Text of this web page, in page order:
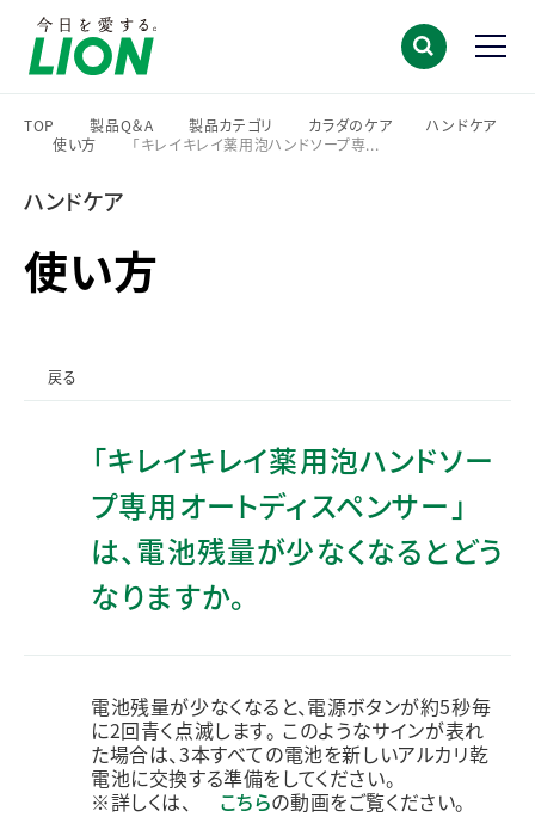
TOP
>
製品Q＆A
>
製品カテゴリ
>
カラダのケア
ハンドケア
使い方
「キレイキレイ薬用泡ハンドソープ専...
ハンドケア
使い方
戻る
「キレイキレイ薬用泡ハンドソー
プ専用オートディスペンサー」
は、電池残量が少なくなるとどう
なりますか。
電池残量が少なくなると、電源ボタンが約5秒毎
に2回青く点滅します。 このようなサインが表れ
た場合は、3本すべての電池を新しいアルカリ乾
電池に交換する準備をしてください。
※詳しくは、
こちらの動画をご覧ください。